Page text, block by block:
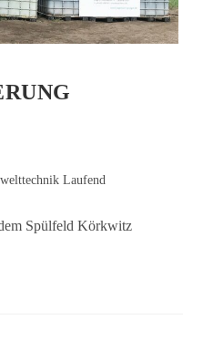
Laufend
Spülfeld Körkwitz